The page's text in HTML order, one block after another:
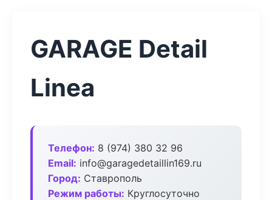
GARAGE Detail
Linea
Телефон: 8 (974) 380 32 96
Email: info@garagedetaillin169.ru
Город: Ставрополь
Режим работы: Круглосуточно